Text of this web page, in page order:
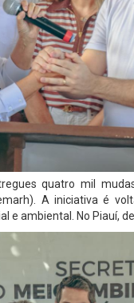
quatro mil
A iniciativa é
e ambiental. No Piauí,